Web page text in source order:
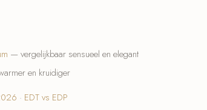
— vergelijkbaar sensueel en elegant
en kruidiger
· EDT vs EDP